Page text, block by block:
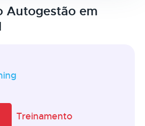
Autogestão em